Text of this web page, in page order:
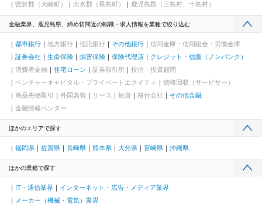
曽於郡（大崎町）
出水郡（長島町） 鹿児島郡（三島村、十島村）
金融業界、鹿児島県、締め切間近の転職・求人情報を業種で絞り込む
都市銀行 地方銀行 信託銀行 その他銀行
信用金庫・信用組合・労働金庫
証券会社
生命保険 損害保険 保険代理店
クレジット・信販（ノンバンク）
消費者金融
住宅ローン 証券取引所
投信・投資顧問
ベンチャーキャピタル・プライベートエクイティ
債権回収（サービサー）
商品先物取引
外国為替 リース 短資 格付会社
その他金融
金融情報ベンダー
ほかのエリアで探す
福岡県 佐賀県 長崎県 熊本県 大分県 宮崎県 沖縄県
ほかの業種で探す
IT・通信業界
インターネット・広告・メディア業界
メーカー（機械・電気）業界